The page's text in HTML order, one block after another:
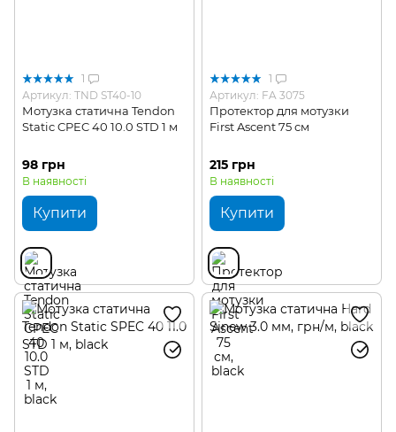
1
Артикул: TND ST40-10
Мотузка статична Tendon
Static CPEC 40 10.0 STD 1 м
98 грн
В наявності
Купити
1
Артикул: FA 3075
Протектор для мотузки
First Ascent 75 см
215 грн
В наявності
Купити